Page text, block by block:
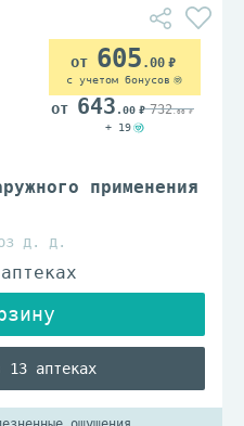
применения
д. д.
13 аптеках
605 .00
с учетом бонусов
643 .00 732.00
+ 19